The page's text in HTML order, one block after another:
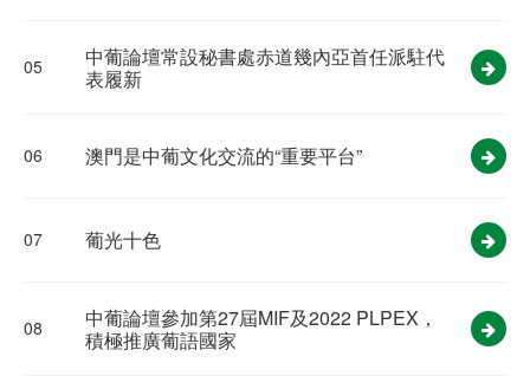
05
中葡論壇常設秘書處赤道幾內亞首任派駐代
表履新
06 澳門是中葡文化交流的“重要平台”
07 葡光十色
08
中葡論壇參加第27屆MIF及2022 PLPEX，
積極推廣葡語國家